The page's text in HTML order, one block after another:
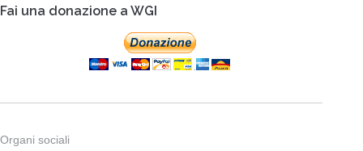
Fai una donazione a WGI
Organi sociali